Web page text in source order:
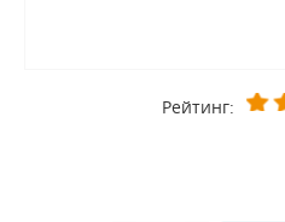
Рейтинг: